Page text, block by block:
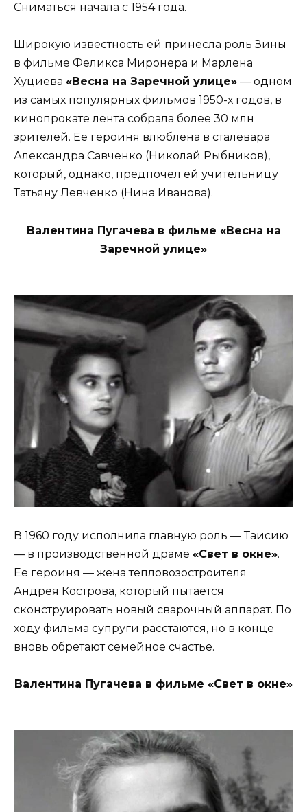
Сниматься начала с 1954 года.
Широкую известность ей принесла роль Зины
в фильме Феликса Миронера и Марлена
Хуциева «Весна на Заречной улице» — одном
из самых популярных фильмов 1950-х годов, в
кинопрокате лента собрала более 30 млн
зрителей. Ее героиня влюблена в сталевара
Александра Савченко (Николай Рыбников),
который, однако, предпочел ей учительницу
Татьяну Левченко (Нина Иванова).
Валентина Пугачева в фильме «Весна на
Заречной улице»
В 1960 году исполнила главную роль — Таисию
— в производственной драме «Свет в окне».
Ее героиня — жена тепловозостроителя
Андрея Кострова, который пытается
сконструировать новый сварочный аппарат. По
ходу фильма супруги расстаются, но в конце
вновь обретают семейное счастье.
Валентина Пугачева в фильме «Свет в окне»